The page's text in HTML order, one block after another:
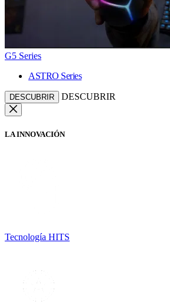
G5 Series
ASTRO Series
DESCUBRIR DESCUBRIR
LA INNOVACIÓN
Tecnología HITS